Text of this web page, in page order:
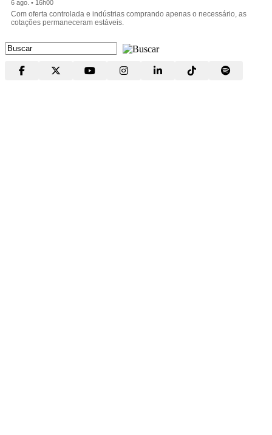
6 ago. • 16h00
Com oferta controlada e indústrias comprando apenas o necessário, as
cotações permaneceram estáveis.